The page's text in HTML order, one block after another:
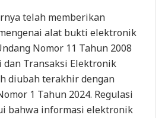
telah memberikan
alat bukti elektronik
Nomor 11 Tahun 2008
Transaksi Elektronik
diubah terakhir dengan
1 Tahun 2024. Regulasi
bahwa informasi elektronik